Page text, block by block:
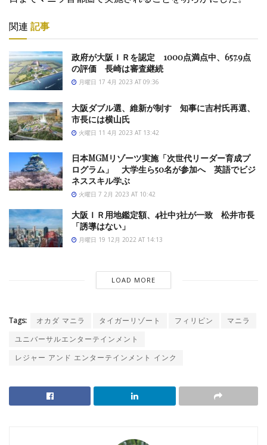
関連 記事
政府が大阪ＩＲを認定 1000点満点中、657.9点
の評価 長崎は審査継続
月曜日 17 4月 2023 AT 09:36
大阪ダブル選、維新が制す 知事に吉村氏再選、
市長には横山氏
火曜日 11 4月 2023 AT 13:42
日本MGMリゾーツ実施「次世代リーダー育成プ
ログラム」 大学生ら50名が参加へ 英語でビジ
ネススキル学ぶ
火曜日 7 2月 2023 AT 10:42
大阪ＩＲ用地鑑定額、4社中3社が一致 松井市長
「誘導はない」
月曜日 19 12月 2022 AT 14:13
LOAD MORE
Tags: オカダ マニラ タイガーリゾート フィリピン
マニラ
ユニバーサルエンターテインメント
レジャー アンド エンターテインメント インク